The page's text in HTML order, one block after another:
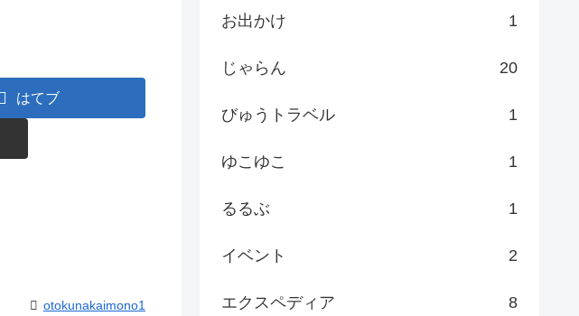
はてブ
otokunakaimono1
お出かけ 1
じゃらん 20
びゅうトラベル 1
ゆこゆこ 1
るるぶ 1
イベント 2
エクスペディア 8